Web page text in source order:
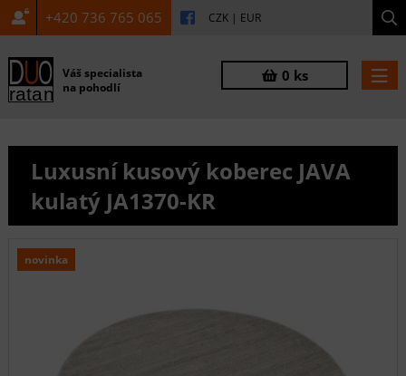
+420 736 765 065 CZK | EUR
Váš specialista
na pohodlí
0 ks
Luxusní kusový koberec JAVA
kulatý JA1370-KR
novinka